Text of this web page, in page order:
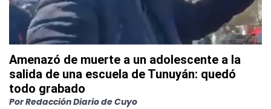
Amenazó de muerte a un adolescente a la
salida de una escuela de Tunuyán: quedó
todo grabado
PorRedacción Diario de Cuyo